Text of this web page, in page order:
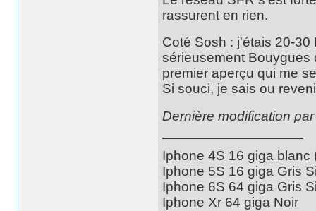
rassurent en rien.
Coté Sosh : j'étais 20-
sérieusement Bouygues
premier aperçu qui me
Si souci, je sais ou
Dernière modification
Iphone 4S 16 giga blanc
Iphone 5S 16 giga Gris
Iphone 6S 64 giga Gris
Iphone Xr 64 giga Noir